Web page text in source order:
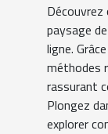
Découvrez
paysage
ligne.
méthodes
rassurant
Plongez
explorer